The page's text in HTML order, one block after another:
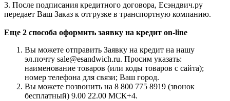
3. После подписания кредитного договора, Есэндвич.ру
передает Ваш Заказ к отгрузке в транспортную компанию.
Еще 2 способа оформить заявку на кредит on-line
Вы можете отправить Заявку на кредит на нашу
эл.почту sale@esandwich.ru. Просим указать:
наименование товаров (или коды товаров с сайта);
номер телефона для связи; Ваш город.
Вы можете позвонить на 8 800 775 8919 (звонок
бесплатный) 9.00 22.00 МСК+4.